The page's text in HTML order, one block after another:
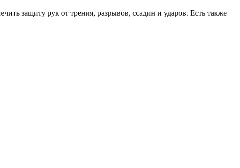
защиту рук от трения, разрывов, ссадин и ударов. Есть также